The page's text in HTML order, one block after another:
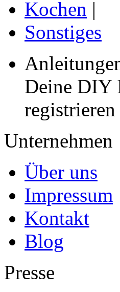
Kochen |
Sonstiges
Deine DIY
Unternehmen
Über uns
Impressum
Kontakt
Blog
Presse